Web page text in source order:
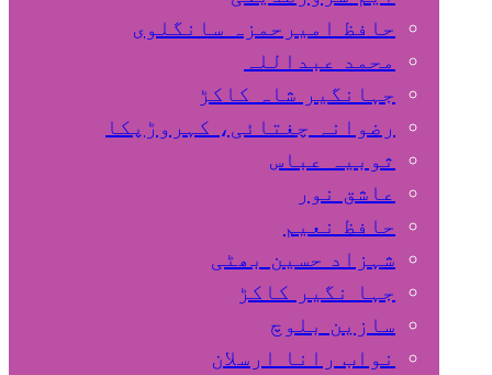
حافظ امیرحمزہ سانگلوی
محمد عبداللہ
جہانگیر شاہ کاکڑ
رضوانہ چغتائی، کہروڑپکا
ثوبیہ عباس
عاشق نور
حافظ نعیم
شہزاد حسین بھٹی
جہا نگیر کاکڑ
سازین بلوچ
نواب رانا ارسلان